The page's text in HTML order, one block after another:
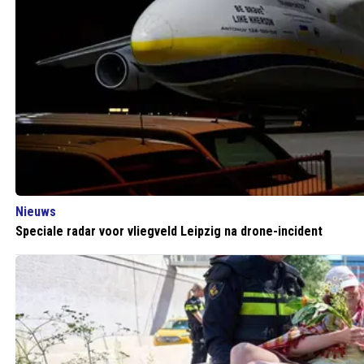
Nieuws
Speciale radar voor vliegveld Leipzig na drone-incident